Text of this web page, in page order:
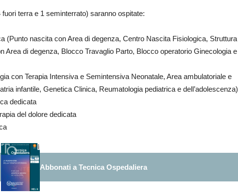
fuori terra e 1 seminterrato) saranno ospitate:
(Punto nascita con Area di degenza, Centro Nascita Fisiologica, Struttura
Area di degenza, Blocco Travaglio Parto, Blocco operatorio Ginecologia e
con Terapia Intensiva e Semintensiva Neonatale, Area ambulatoriale e
infantile, Genetica Clinica, Reumatologia pediatrica e dell’adolescenza)
dedicata
del dolore dedicata
Abbonati a Tecnica Ospedaliera